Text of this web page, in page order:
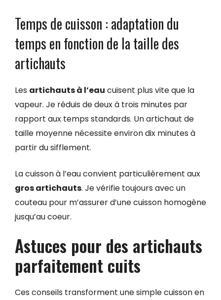
Temps de cuisson : adaptation du
temps en fonction de la taille des
artichauts
Les artichauts à l’eau cuisent plus vite que la
vapeur. Je réduis de deux à trois minutes par
rapport aux temps standards. Un artichaut de
taille moyenne nécessite environ dix minutes à
partir du sifflement.
La cuisson à l’eau convient particulièrement aux
gros artichauts. Je vérifie toujours avec un
couteau pour m’assurer d’une cuisson homogène
jusqu’au coeur.
Astuces pour des artichauts
parfaitement cuits
Ces conseils transforment une simple cuisson en